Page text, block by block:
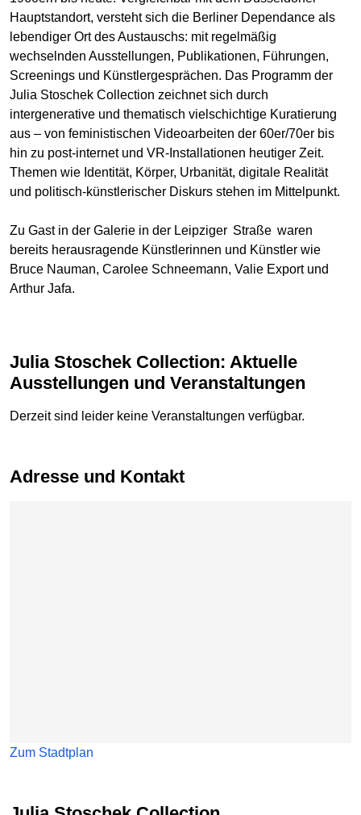
Hauptstandort, versteht sich die Berliner Dependance als
lebendiger Ort des Austauschs: mit regelmäßig
wechselnden Ausstellungen, Publikationen, Führungen,
Screenings und Künstlergesprächen. Das Programm der
Julia Stoschek Collection zeichnet sich durch
intergenerative und thematisch vielschichtige Kuratierung
aus – von feministischen Videoarbeiten der 60er/70er bis
hin zu post‑internet und VR‑Installationen heutiger Zeit.
Themen wie Identität, Körper, Urbanität, digitale Realität
und politisch-künstlerischer Diskurs stehen im Mittelpunkt.
Zu Gast in der Galerie in der Leipziger Straße waren
bereits herausragende Künstlerinnen und Künstler wie
Bruce Nauman, Carolee Schneemann, Valie Export und
Arthur Jafa.
Julia Stoschek Collection: Aktuelle
Ausstellungen und Veranstaltungen
Derzeit sind leider keine Veranstaltungen verfügbar.
Adresse und Kontakt
Zum Stadtplan